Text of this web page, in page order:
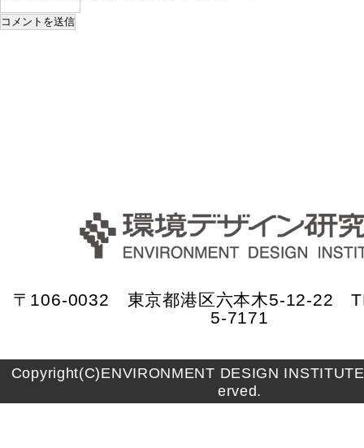
〒106-0032 東京都港区六本木5-12-22
5-7171
Copyright(C)ENVIRONMENT DESIGN
erved.